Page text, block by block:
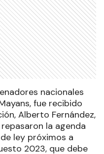
nacionales
fue recibido
Alberto Fernández,
la agenda
ley próximos a
2023, que debe